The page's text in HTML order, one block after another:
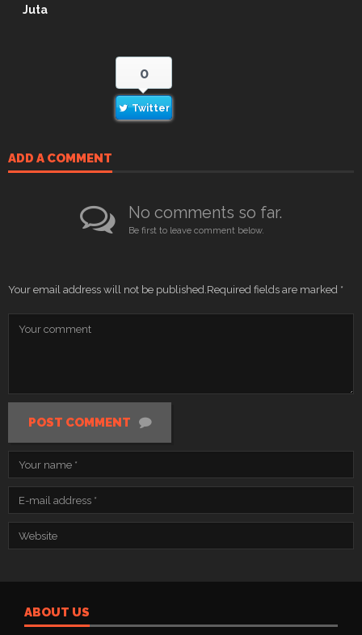
Juta
0
Twitter
ADD A COMMENT
No comments so far.
Be first to leave comment below.
Your email address will not be published.Required fields are marked *
POST COMMENT
ABOUT US